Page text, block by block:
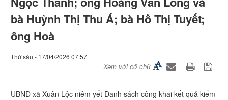
bà Huỳnh Thị Thu Á; bà Hồ Thị Tuyết;
ông Hoà
Thứ sáu - 17/04/2026 07:57
Xem với cỡ chữ
UBND xã Xuân Lộc niêm yết Danh sách công khai kết quả kiểm